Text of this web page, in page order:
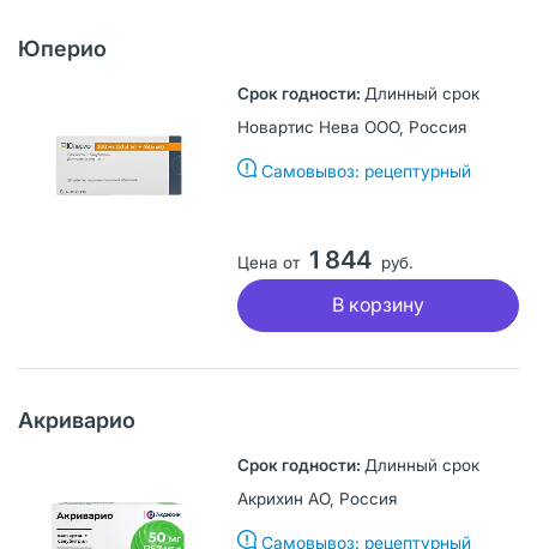
Юперио
Длинный срок
Новартис Нева ООО, Россия
Самовывоз: рецептурный
Цена от 1 844 руб.
В корзину
Акриварио
Длинный срок
Акрихин АО, Россия
Самовывоз: рецептурный